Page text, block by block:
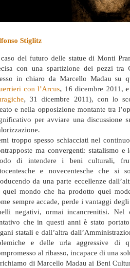
Stiglitz
del futuro delle statue di Monti
con una spartizione dei pezzi tra
in chiaro da Marcello Madau su
con l’Arcus, 16 dicembre 2011, e
, 31 dicembre 2011), con lo
e nella opposizione montante tra
per avviare una discussione
troppo spesso schiacciati nel
ma convergenti: statalismo
di intendere i beni culturali,
e novecentesche che si
da una parte eccellenze
quel mondo che ha prodotto quei
sempre accade, perde i vantaggi
negativi, ormai incancrenitisi. Nel
che in questi anni è stato
statali e dall’altra
e delle urla aggressive di
al ribasso, incapace di una
di Marcello Madau ai Beni